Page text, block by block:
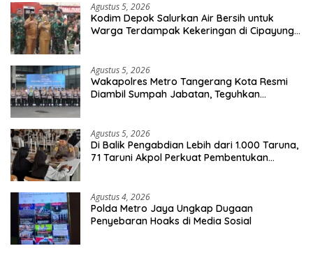
Agustus 5, 2026
Kodim Depok Salurkan Air Bersih untuk
Warga Terdampak Kekeringan di Cipayung
Agustus 5, 2026
Wakapolres Metro Tangerang Kota Resmi
Diambil Sumpah Jabatan, Teguhkan
Agustus 5, 2026
Di Balik Pengabdian Lebih dari 1.000 Taruna,
71 Taruni Akpol Perkuat Pembentukan
Agustus 4, 2026
Polda Metro Jaya Ungkap Dugaan
Penyebaran Hoaks di Media Sosial